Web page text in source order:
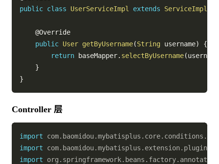
public class UserServiceImpl extends ServiceImpl
@Override
public User getByUsername(String username)
{
return baseMapper. selectByUsername(username
}
}
Controller 层
import com. baomidou.mybatisplus . core. conditions .
import
com. baomidou.mybatisplus . extension. plugins
import
org . springframework. beans . factory. annotation